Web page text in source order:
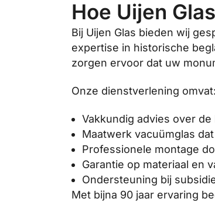
Hoe Uijen
Bij Uijen Glas bieden wij
expertise in historische
zorgen ervoor dat uw
Onze dienstverlening omvat:
Vakkundig advies over
Maatwerk vacuümglas
Professionele montage
Garantie op materiaal en
Ondersteuning bij
Met bijna 90 jaar ervaring